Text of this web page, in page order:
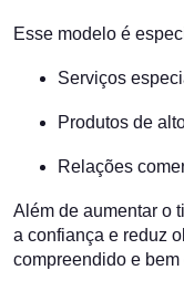
Esse modelo é
Serviços
Produtos de
Relações
Além de aumentar o
a confiança e reduz
compreendido e bem